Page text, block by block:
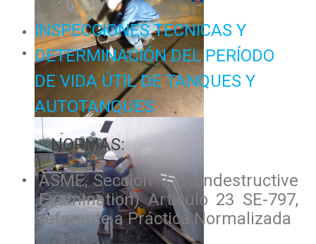
INSPECCIONES TECNICAS Y
DETERMINACIÓN DEL PERÍODO
DE VIDA ÚTIL DE TANQUES Y
AUTOTANQUES
NORMAS:
ASME, Sección V, (Nondestructive
Examination) Articulo 23 SE-797,
referente a Práctica Normalizada